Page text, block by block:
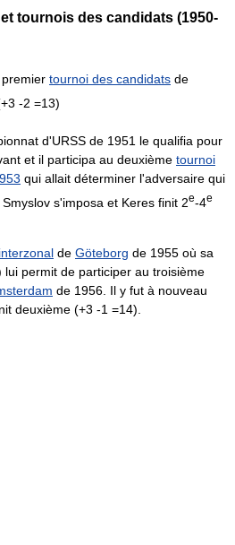
tournois des candidats (1950-
tournoi des candidats de
-2 =13)
d'URSS de 1951 le qualifia pour
et il participa au deuxième tournoi
qui allait déterminer l'adversaire qui
s'imposa et Keres finit 2e-4e
de Göteborg de 1955 où sa
permit de participer au troisième
de 1956. Il y fut à nouveau
deuxième (+3 -1 =14).